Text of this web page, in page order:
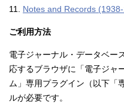
11. Notes and Records
ご利用方法
電子ジャーナル・データベー
応するブラウザに「電子ジャ
ム」専用プラグイン（以下「
ルが必要です。